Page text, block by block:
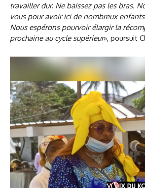
travailler dur. Ne baissez pas les bras.
vous pour avoir ici de nombreux
Nous espérons pourvoir élargir la
prochaine au cycle supérieur», poursuit